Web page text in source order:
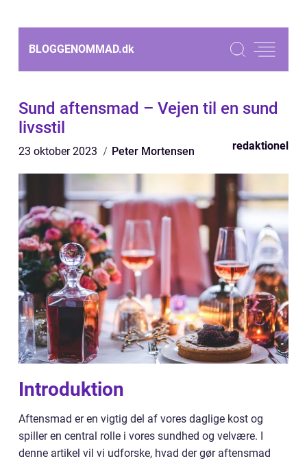
BLOGGENOMMAD.dk
Sund aftensmad – Vejen til en sund
livsstil
23 oktober 2023 Peter Mortensen redaktionel
Introduktion
Aftensmad er en vigtig del af vores daglige kost og
spiller en central rolle i vores sundhed og velvære. I
denne artikel vil vi udforske, hvad der gør aftensmad